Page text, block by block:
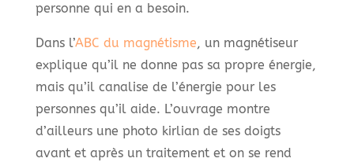
personne qui en a besoin.
Dans l’ABC du magnétisme, un magnétiseur
explique qu’il ne donne pas sa propre énergie,
mais qu’il canalise de l’énergie pour les
personnes qu’il aide. L’ouvrage montre
d’ailleurs une photo kirlian de ses doigts
avant et après un traitement et on se rend